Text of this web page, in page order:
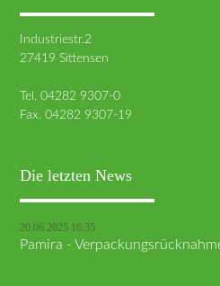
Industriestr.2
27419 Sittensen
Tel. 04282 9307-0
Fax. 04282 9307-19
Die letzten News
20.06.2025 16:35
Pamira -